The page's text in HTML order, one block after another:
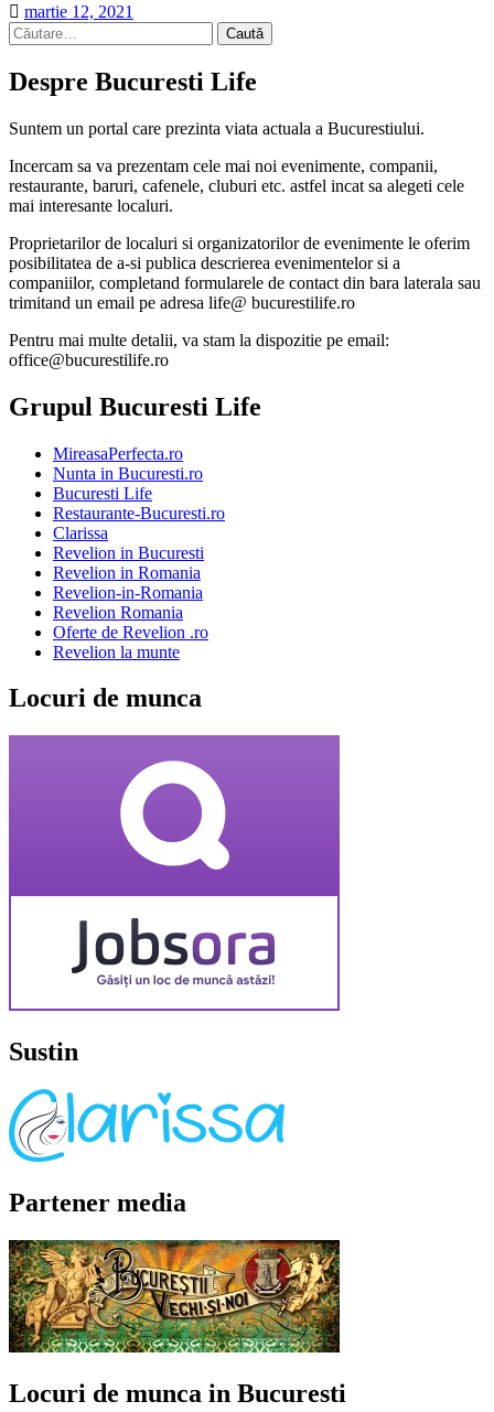
martie 12, 2021
Caută
după:
Despre Bucuresti Life
Suntem un portal care prezinta viata actuala a Bucurestiului.
Incercam sa va prezentam cele mai noi evenimente, companii,
restaurante, baruri, cafenele, cluburi etc. astfel incat sa alegeti cele
mai interesante localuri.
Proprietarilor de localuri si organizatorilor de evenimente le oferim
posibilitatea de a-si publica descrierea evenimentelor si a
companiilor, completand formularele de contact din bara laterala sau
trimitand un email pe adresa life@ bucurestilife.ro
Pentru mai multe detalii, va stam la dispozitie pe email:
office@bucurestilife.ro
Grupul Bucuresti Life
MireasaPerfecta.ro
Nunta in Bucuresti.ro
Bucuresti Life
Restaurante-Bucuresti.ro
Clarissa
Revelion in Bucuresti
Revelion in Romania
Revelion-in-Romania
Revelion Romania
Oferte de Revelion .ro
Revelion la munte
Locuri de munca
Sustin
Partener media
Locuri de munca in Bucuresti